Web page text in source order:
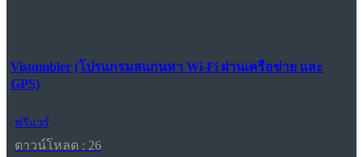
Vistumbler (โปรแกรมสแกนหา Wi-Fi ผ่านเครือข่าย และ
GPS)
ฟรีแวร์
ดาวน์โหลด : 26